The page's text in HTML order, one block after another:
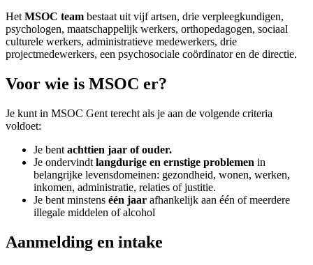
HetMSOC team bestaat uit vijf artsen, drie verpleegkundigen,
psychologen, maatschappelijk werkers, orthopedagogen, sociaal
culturele werkers, administratieve medewerkers, drie
projectmedewerkers, een psychosociale coördinator en de directie.
Voor wie is MSOC er?
Je kunt in MSOC Gent terecht als je aan de volgende criteria
voldoet:
Je bent achttien jaar of ouder.
Je ondervindt langdurige en ernstige problemen in
belangrijke levensdomeinen: gezondheid, wonen, werken,
inkomen, administratie, relaties of justitie.
Je bent minstens één jaar afhankelijk aan één of meerdere
illegale middelen of alcohol
Aanmelding en intake